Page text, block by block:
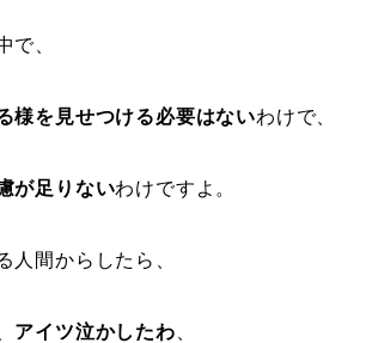
で、
様を見せつける必要はないわけで、
が足りないわけですよ。
人間からしたら、
アイツ泣かしたわ